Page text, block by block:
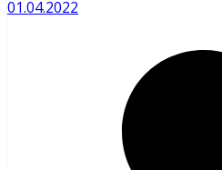
01.04.2022